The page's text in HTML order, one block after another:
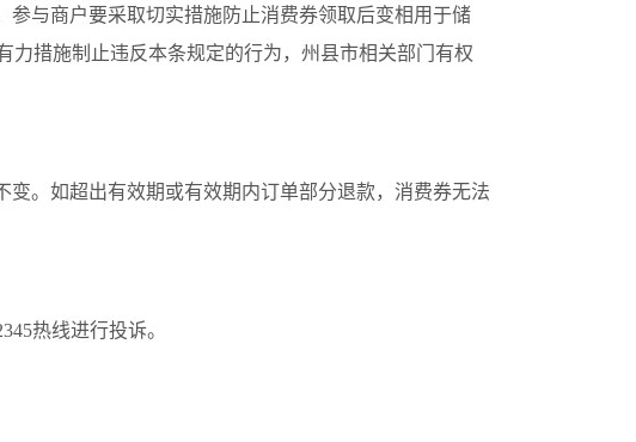
与商户要采取切实措施防止消费券领取后变相用于储
力措施制止违反本条规定的行为，州县市相关部门有权
。如超出有效期或有效期内订单部分退款，消费券无法
热线进行投诉。